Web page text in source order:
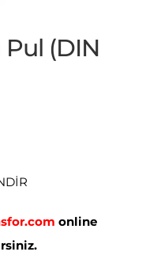
Pul (DIN
online